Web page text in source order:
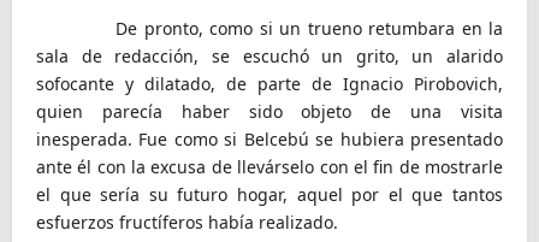
De pronto, como si un trueno retumbara en la
sala de redacción, se escuchó un grito, un alarido
sofocante y dilatado, de parte de Ignacio Pirobovich,
quien parecía haber sido objeto de una visita
inesperada. Fue como si Belcebú se hubiera presentado
ante él con la excusa de llevárselo con el fin de mostrarle
el que sería su futuro hogar, aquel por el que tantos
esfuerzos fructíferos había realizado.